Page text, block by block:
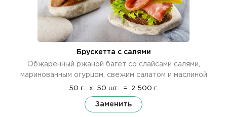
Брускетта с салями
Обжаренный ржаной багет со слайсами салями,
маринованным огурцом, свежим салатом и маслиной
50 г. x 50 шт. = 2 500 г.
Заменить